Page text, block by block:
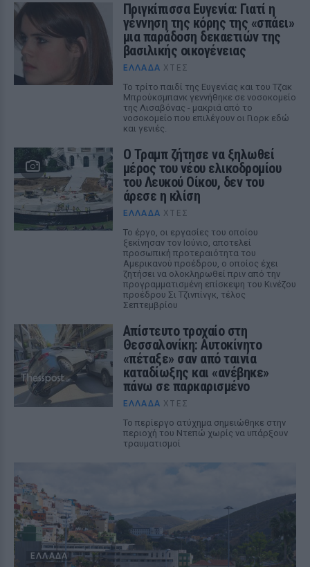
Πριγκίπισσα Ευγενία: Γιατί η
γέννηση της κόρης της «σπάει»
μια παράδοση δεκαετιών της
βασιλικής οικογένειας
ΕΛΛΆΔΑ ΧΤΕΣ
Το τρίτο παιδί της Ευγενίας και του Τζακ
Μπρούκσμπανκ γεννήθηκε σε νοσοκομείο
της Λισαβόνας - μακριά από το
νοσοκομείο που επιλέγουν οι Γιορκ εδώ
και γενιές.
Ο Τραμπ ζήτησε να ξηλωθεί
μέρος του νέου ελικοδρομίου
του Λευκού Οίκου, δεν του
άρεσε η κλίση
ΕΛΛΆΔΑ ΧΤΕΣ
Το έργο, οι εργασίες του οποίου
ξεκίνησαν τον Ιούνιο, αποτελεί
προσωπική προτεραιότητα του
Αμερικανού προέδρου, ο οποίος έχει
ζητήσει να ολοκληρωθεί πριν από την
προγραμματισμένη επίσκεψη του Κινέζου
προέδρου Σι Τζινπίνγκ, τέλος
Σεπτεμβρίου
Απίστευτο τροχαίο στη
Θεσσαλονίκη: Αυτοκίνητο
«πέταξε» σαν από ταινία
καταδίωξης και «ανέβηκε»
πάνω σε παρκαρισμένο
ΕΛΛΆΔΑ ΧΤΕΣ
Το περίεργο ατύχημα σημειώθηκε στην
περιοχή του Ντεπώ χωρίς να υπάρξουν
τραυματισμοί
ΕΛΛΆΔΑ